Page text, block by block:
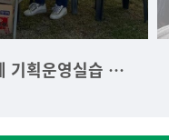
2022년도 울산북구쇠부리축제 기획운영실습 역사문화학과 부스